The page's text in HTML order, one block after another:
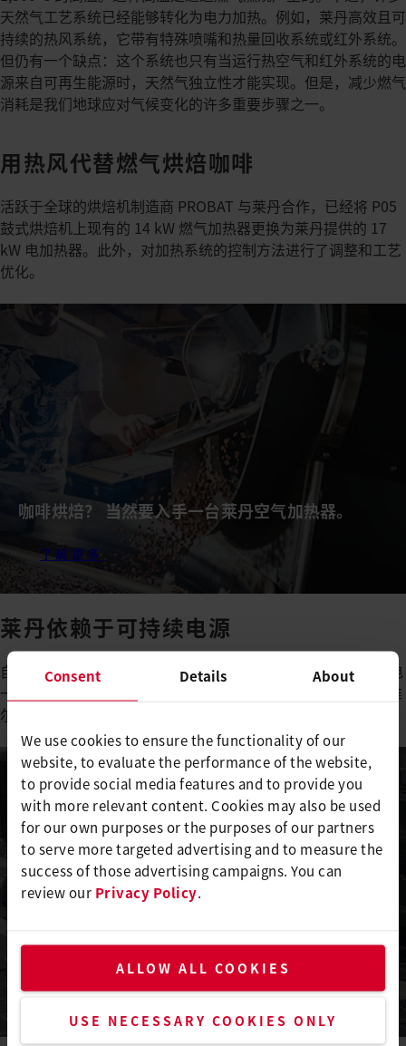
Consent Details About
We use cookies to ensure the functionality of our
website, to evaluate the performance of the website,
to provide social media features and to provide you
with more relevant content. Cookies may also be used
for our own purposes or the purposes of our partners
to serve more targeted advertising and to measure the
success of those advertising campaigns. You can
review our Privacy Policy
ALLOW ALL COOKIES
USE NECESSARY COOKIES ONLY
天然气工艺系统已经能够转化为电力加热。例如，莱丹高效且可
持续的热风系统，它带有特殊喷嘴和热量回收系统或红外系统。
但仍有一个缺点：这个系统也只有当运行热空气和红外系统的电
源来自可再生能源时，天然气独立性才能实现。但是，减少燃气
消耗是我们地球应对气候变化的许多重要步骤之一。
用热风代替燃气烘焙咖啡
活跃于全球的烘焙机制造商 PROBAT 与莱丹合作，已经将 P05
鼓式烘焙机上现有的 14 kW 燃气加热器更换为莱丹提供的 17
kW 电加热器。此外，对加热系统的控制方法进行了调整和工艺
优化。
咖啡烘焙？ 当然要入手一台莱丹空气加热器。
了解更多
莱丹依赖于可持续电源
自 2022 年 1 月以来，莱丹集团在上瓦尔登州的三个工厂的供电
一直完全依赖可再生能源。自 1998 年以来，莱丹位于黑吉斯维
尔和萨尔嫩的大楼的建造就一直追求气候友好型建筑理念。
源。
了解更多